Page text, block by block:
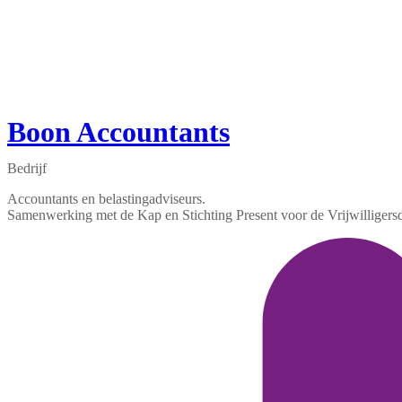
Boon Accountants
Bedrijf
Accountants en belastingadviseurs.
Samenwerking met de Kap en Stichting Present voor de